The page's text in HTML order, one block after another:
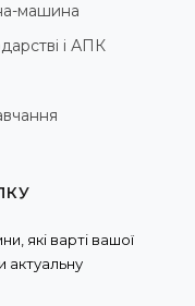
машина
і АПК
які варті вашої
актуальну